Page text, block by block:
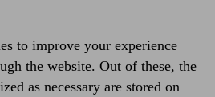
to improve your experience
the website. Out of these, the
as necessary are stored on